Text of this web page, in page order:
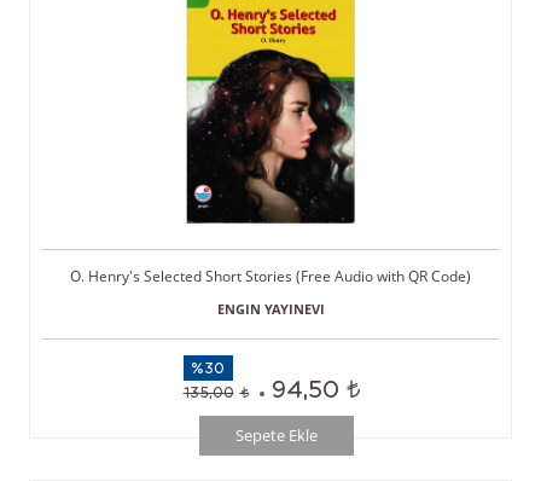
Sepete Ekle
O. Henry's Selected Short Stories (Free Audio with QR Code)
ENGIN YAYINEVI
%30
135,00
94,50